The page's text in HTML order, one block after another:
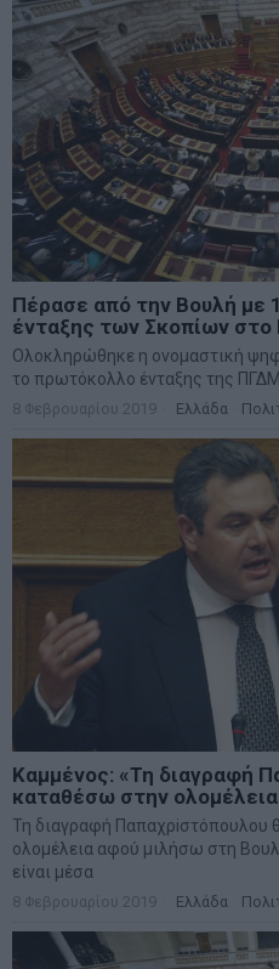
Πέρασε από την Βουλή με
ένταξης των Σκοπίων
Ολοκληρώθηκε η ονομαστική
το πρωτόκολλο ένταξης της
8 Φεβρουαρίου 2019 Ελλάδα
Καμμένος: «Τη διαγραφή
καταθέσω στην
Τη διαγραφή Παπαχρiστόπουλου
ολομέλεια αφού μιλήσω στη
είναι μέσα
8 Φεβρουαρίου 2019 Ελλάδα